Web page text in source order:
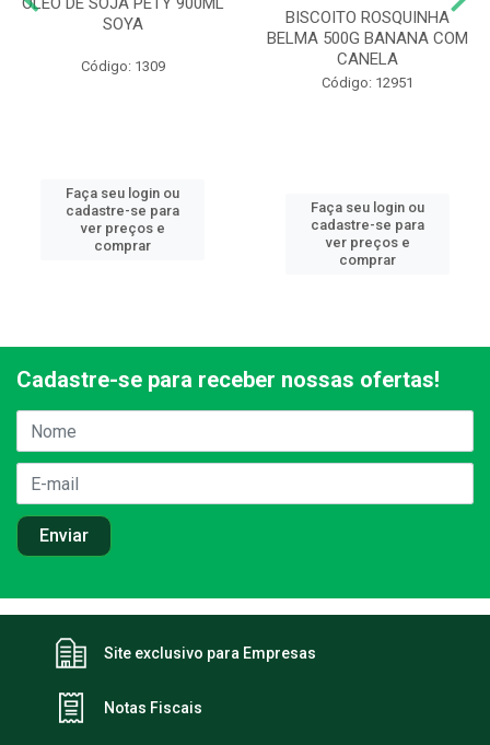
SOYA
Código: 1309
Faça seu login ou
cadastre-se para
ver preços e
comprar
BISCOITO ROSQUINHA
BELMA 500G BANANA COM
CANELA
Código: 12951
Faça seu login ou
cadastre-se para
ver preços e
comprar
Cadastre-se para receber nossas ofertas!
Site exclusivo para Empresas
Notas Fiscais